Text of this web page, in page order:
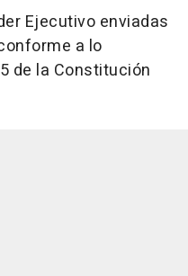
Ejecutivo enviadas
a lo
de la Constitución